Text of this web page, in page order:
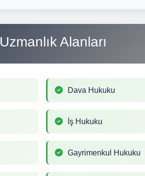
Uzmanlık Alanları
Dava Hukuku
İş Hukuku
Gayrimenkul Hukuku